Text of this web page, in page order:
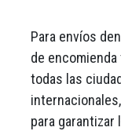
Para envíos
de
todas las
para garantizar